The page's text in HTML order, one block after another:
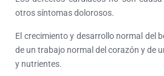
otros síntomas dolorosos.
El crecimiento y desarrollo normal del
de un trabajo normal del corazón y de
y nutrientes.